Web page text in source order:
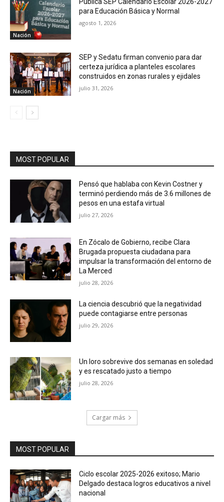
Nación
para Educación Básica y Normal
agosto 1, 2026
Nación
SEP y Sedatu firman convenio para dar
certeza jurídica a planteles escolares
construidos en zonas rurales y ejidales
julio 31, 2026
MOST POPULAR
Pensó que hablaba con Kevin Costner y
terminó perdiendo más de 3.6 millones de
pesos en una estafa virtual
julio 27, 2026
En Zócalo de Gobierno, recibe Clara
Brugada propuesta ciudadana para
impulsar la transformación del entorno de
La Merced
julio 28, 2026
La ciencia descubrió que la negatividad
puede contagiarse entre personas
julio 29, 2026
Un loro sobrevive dos semanas en soledad
y es rescatado justo a tiempo
julio 28, 2026
Cargar más
MOST POPULAR
Ciclo escolar 2025-2026 exitoso; Mario
Delgado destaca logros educativos a nivel
nacional